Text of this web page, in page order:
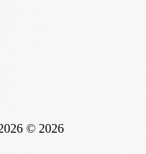
© 2026